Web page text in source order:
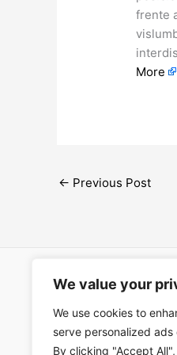
We value your
We use cookies to
serve personalized
By clicking "Accept
frente
More
← Previous Post